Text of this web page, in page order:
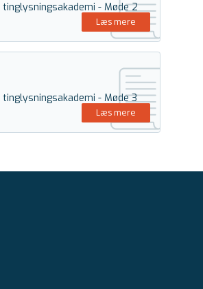
- Møde 2
Læs mere
- Møde 3
Læs mere